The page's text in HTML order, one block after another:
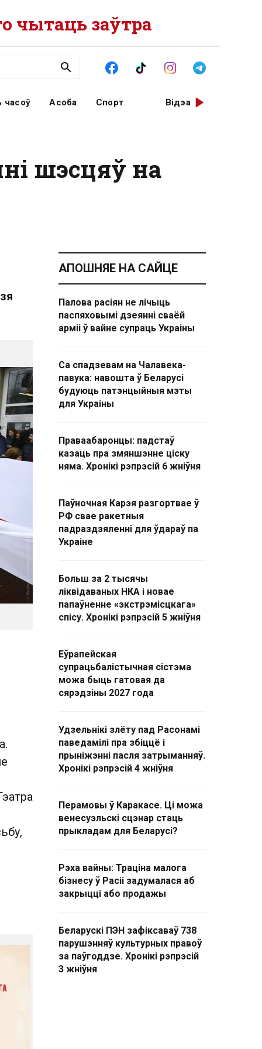
чытаць заўтра
часоў Асоба Спорт Відэа
шэсцяў на
АПОШНЯЕ НА САЙЦЕ
Палова расіян не лічыць
паспяховымі дзеянні сваёй
арміі ў вайне супраць Украіны
Са спадзевам на Чалавека-
павука: навошта ў Беларусі
будуюць патэнцыйныя мэты
для Украіны
Праваабаронцы: падстаў
казаць пра змяншэнне ціску
няма. Хронікі рэпрэсій 6 жніўня
Паўночная Карэя разгортвае ў
РФ свае ракетныя
падраздзяленні для ўдараў па
Украіне
Больш за 2 тысячы
ліквідаваных НКА і новае
папаўненне «экстрэмісцкага»
спісу. Хронікі рэпрэсій 5 жніўня
Еўрапейская
супрацьбалістычная сістэма
можа быць гатовая да
сярэдзіны 2027 года
Удзельнікі злёту пад Расонамі
паведамілі пра збіццё і
прыніжэнні пасля затрыманняў.
Хронікі рэпрэсій 4 жніўня
Перамовы ў Каракасе. Ці можа
венесуэльскі сцэнар стаць
прыкладам для Беларусі?
Рэха вайны: Траціна малога
бізнесу ў Расіі задумалася аб
закрыцці або продажы
Беларускі ПЭН зафіксаваў 738
парушэнняў культурных правоў
за паўгоддзе. Хронікі рэпрэсій
3 жніўня